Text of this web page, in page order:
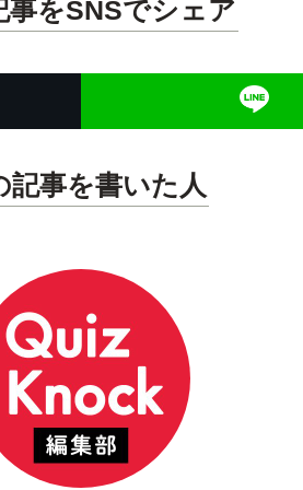
事をSNSでシェア
記事を書いた人